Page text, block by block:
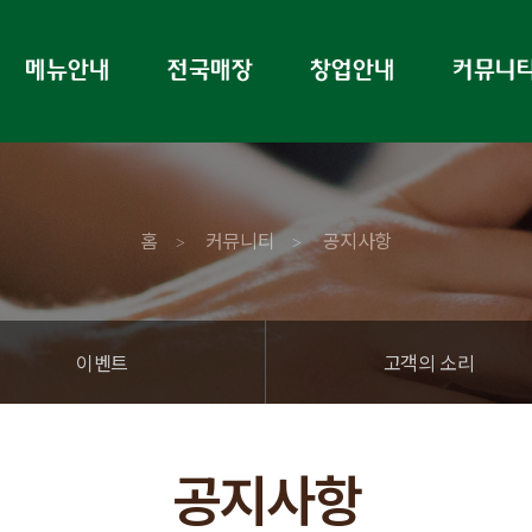
홈 > 커뮤니티 > 공지사항
이벤트 고객의 소리
공지사항